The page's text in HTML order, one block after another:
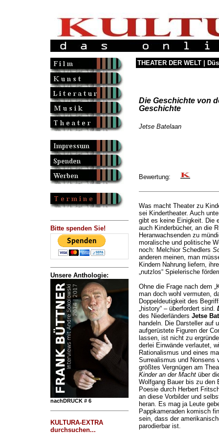
Bitte spenden Sie!
Unsere Anthologie:
nachDRUCK # 6
KULTURA-EXTRA
durchsuchen...
THEATER DER WELT |
Die Geschichte von
Geschichte
Jetse Batelaan
Bewertung:
Was macht Theater zu
sei Kindertheater. Auch
gibt es keine Einigkeit. Die
auch Kinderbücher, an die
Heranwachsenden zu
moralische und politische
noch: Melchior Schedlers
anderen meinen, man
Kindern Nahrung liefern,
„nutzlos“ Spielerische
Ohne die Frage nach dem
man doch wohl vermuten,
Doppeldeutigkeit des
„history“ – überfordert sind.
des Niederländers Jetse
handeln. Die Darsteller auf
aufgerüstete Figuren der
lassen, ist nicht zu
derlei Einwände verlautet,
Rationalismus und eines
Surrealismus und Nonsens
größtes Vergnügen am
Kinder an der Machtüber
Wolfgang Bauer bis zu den
Poesie durch Herbert
an diese Vorbilder und
heran. Es mag ja Leute
Pappkameraden komisch
sein, dass der
parodierbar ist.